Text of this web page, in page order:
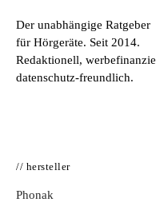
Der unabhängige Ratgeber
für Hörgeräte. Seit 2014.
Redaktionell,
datenschutz-freundlich.
// hersteller
Phonak